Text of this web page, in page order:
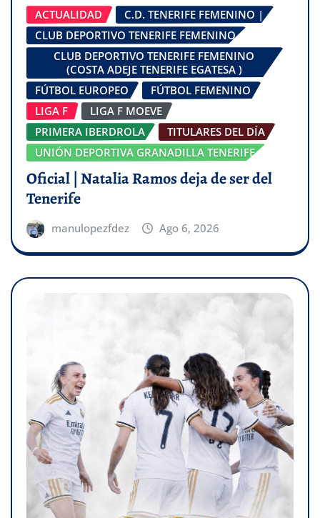
ACTUALIDAD
C.D. TENERIFE FEMENINO |
CLUB DEPORTIVO TENERIFE FEMENINO
CLUB DEPORTIVO TENERIFE FEMENINO
(COSTA ADEJE TENERIFE EGATESA )
FÚTBOL EUROPEO
FÚTBOL FEMENINO
LIGA F
LIGA F MOEVE
PRIMERA IBERDROLA
TITULARES DEL DÍA
UNIÓN DEPORTIVA GRANADILLA TENERIFE
Oficial | Natalia Ramos deja de ser del
Tenerife
manulopezfdez Ago 6, 2026